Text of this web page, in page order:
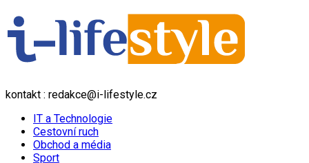
kontakt : redakce@i-lifestyle.cz
IT a Technologie
Cestovní ruch
Obchod a média
Sport